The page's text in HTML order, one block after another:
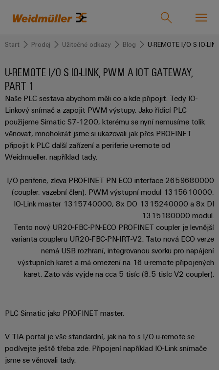
Product catalogue
Centrum podpory
Průmyslová odvětví
Průmyslová
odvětví
Weidmüller
IndustryMatch
3D
se
výzvy
stávají
řešení
lze
prožít.
Úprava
vody
odpadních
Řešení
pro
ochranu
Řešení
Řešení
Technologie
Technologie
připojení
IN
Technologie
PUSH IN
Stejnosměrné
mikrosítě
Edge
Průmyslové
5G
Produkty
Produkty
Konektivita
Svorkovnice
konektory
Konektory
a
svorkovnice
PCB
Systémy
krabic
příslušenství
Systémy
k
Servis
Přizpůsobené
produkty
svorkové
lišty
návrh
kabelu
službou
Fast
Poradenství
a
digitální
Společnost
Společnost
Naše
společnost
175
Weidmüller
Fakta
Udržitelnost
Dodržování
předpisů
Informace
management
a
certifikáty
Prodej
k
Prodej
Kontaktujte
nás
Náš
tým
Aktuálně
Newsletter
Užitečné
odkazy
Užitečné
odkazy
Blog
U-
REMOTE
I/O
S
IO-
PWM
A
IOT
GATEWAY,
PART
NAVŠTIVTE
Kariéra
Kariéra
Aktuální
volné
pozice
-
Praha
Weidmüller
NAVŠTIVTE
PŘEHLED
Start Prodej Užitečné odkazy Blog U-REMOTE I/O S IO-
U-REMOTE I/O S IO-LINK, PWM A IOT GATEWAY,
PART 1
Naše PLC sestava abychom měli co a kde připojit. Tedy IO-
Linkový snímač a zapojit PWM výstupy. Jako řídicí PLC
použijeme Simatic S7-1200, kterému se nyní nemusíme tolik
věnovat, mnohokrát jsme si ukazovali jak přes PROFINET
připojit k PLC další zařízení a periferie u-remote od
Weidmueller, například tady.
I/O periferie, zleva PROFINET PN ECO interface 2659680000
(coupler, vazební člen), PWM výstupní modul 1315610000,
IO-Link master 1315740000, 8x DO 1315240000 a 8x DI
1315180000 modul.
Tento nový UR20-FBC-PN-ECO PROFINET coupler je levnější
varianta coupleru UR20-FBC-PN-IRT-V2. Tato nová ECO verze
nemá USB rozhraní, integrovanou svorku pro napájení
výstupních karet a má omezení na 16 u-remote připojených
karet. Zato vás vyjde na cca 5 tisíc (8,5 tisíc V2 coupler).
PLC Simatic jako PROFINET master.
V TIA portal je vše standardní, jak na to s I/O u-remote se
podívejte ještě třeba zde. Připojení například IO-Link snímače
jsme se věnovali tady.